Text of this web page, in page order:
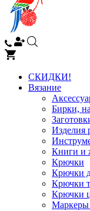
СКИДКИ!
Вязание
Бирки,
Изделия
Книги и
Крючки
Крючки
Крючки
Крючки
Маркеры